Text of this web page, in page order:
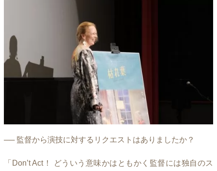
── 監督から演技に対するリクエストはありましたか？
「Don’t Act！ どういう意味かはともかく監督には独自のス